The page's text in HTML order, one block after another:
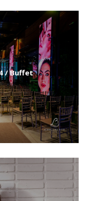
/ Buffet